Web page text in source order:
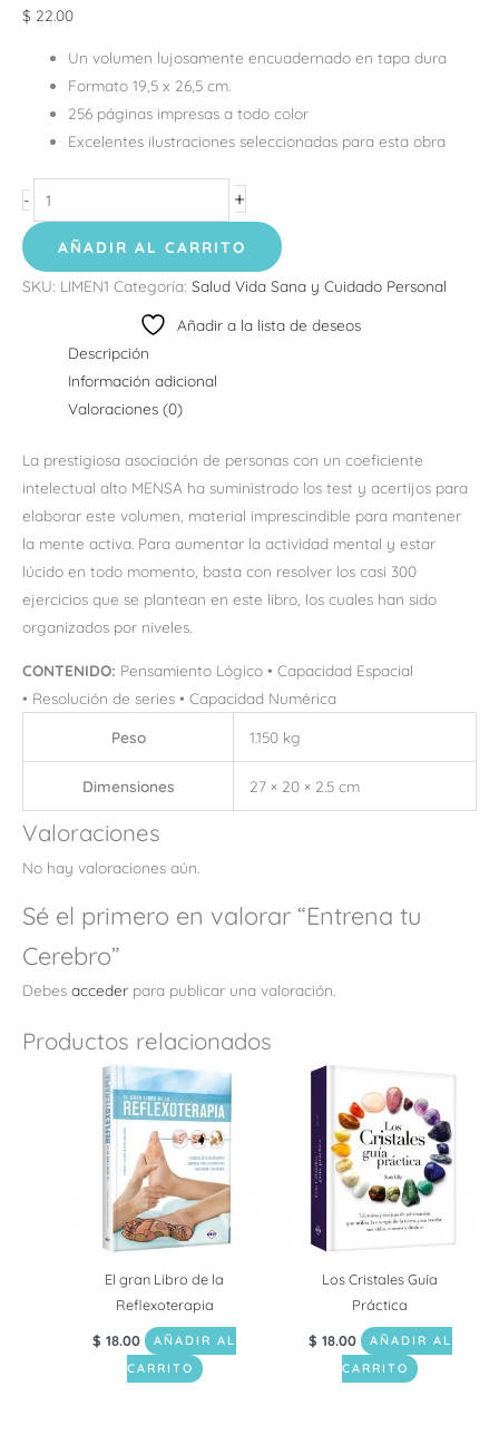
$ 22.00
Unvolumen lujosamente encuadernado en tapa dura
Formato 19,5 x 26,5 cm.
256 páginas impresas a todo color
Excelentes ilustraciones seleccionadas para esta obra
- +
AÑADIR AL CARRITO
SKU: LIMEN1 Categoría: Salud Vida Sana y Cuidado Personal
Añadir a la lista de deseos
Descripción
Información adicional
Valoraciones (0)
La prestigiosa asociación de personas con un coeficiente
intelectual alto MENSA ha suministrado los test y acertijos para
elaborar este volumen, material imprescindible para mantener
la mente activa. Para aumentar la actividad mental y estar
lúcido en todo momento, basta con resolver los casi 300
ejercicios que se plantean en este libro, los cuales han sido
organizados por niveles.
CONTENIDO: Pensamiento Lógico • Capacidad Espacial
• Resolución de series • Capacidad Numérica
Peso 1.150 kg
Dimensiones 27 × 20 × 2.5 cm
Valoraciones
No hay valoraciones aún.
Sé el primero en valorar “Entrena tu
Cerebro”
Debes acceder para publicar una valoración.
Productos relacionados
El gran Libro de la
Reflexoterapia
$ 18.00
AÑADIR AL
CARRITO
Los Cristales Guía
Práctica
$ 18.00
AÑADIR AL
CARRITO